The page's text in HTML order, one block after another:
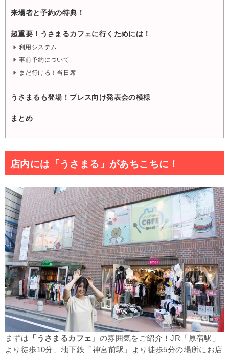
来場者と予約の特典！
超重要！うさまるカフェに行くためには！
利用システム
事前予約について
まだ行ける！当日席
うさまるも登場！プレス向け発表会の模様
まとめ
店内には「うさまる」があちこちに！
まずは 「うさまるカフェ」 の雰囲気をご紹介！JR「原宿駅」
より徒歩10分、地下鉄「神宮前駅」より徒歩5分の場所にお店